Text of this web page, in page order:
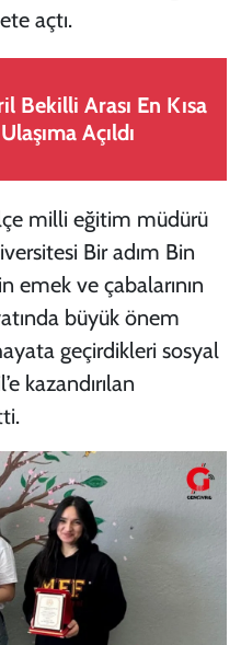
açtı.
Bekilli Arası En Kısa
Açıldı
milli eğitim müdürü
Bir adım Bin
emek ve çabalarının
büyük önem
geçirdikleri sosyal
kazandırılan